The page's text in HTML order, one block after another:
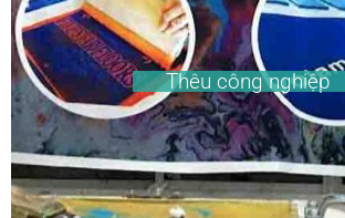
Thêu công nghiệp